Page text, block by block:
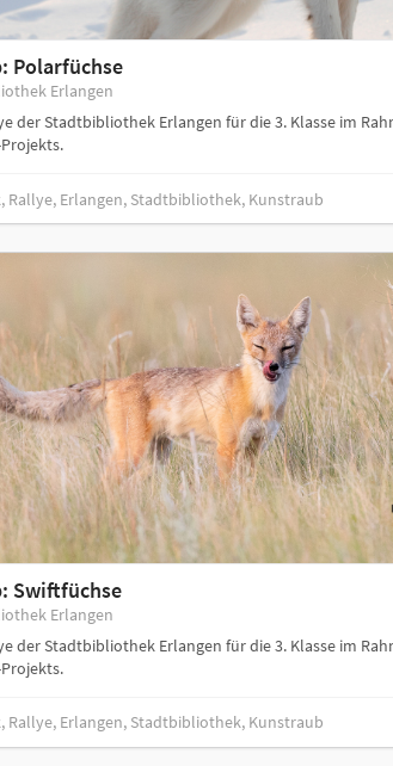
Polarfüchse
Erlangen
der Stadtbibliothek Erlangen für die 3. Klasse im
Rallye, Erlangen, Stadtbibliothek, Kunstraub
Swiftfüchse
Erlangen
der Stadtbibliothek Erlangen für die 3. Klasse im
Rallye, Erlangen, Stadtbibliothek, Kunstraub